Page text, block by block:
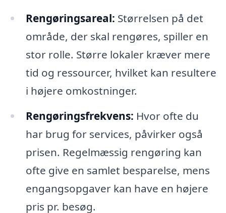
Rengøringsareal: Størrelsen på det
område, der skal rengøres, spiller en
stor rolle. Større lokaler kræver mere
tid og ressourcer, hvilket kan resultere
i højere omkostninger.
Rengøringsfrekvens: Hvor ofte du
har brug for services, påvirker også
prisen. Regelmæssig rengøring kan
ofte give en samlet besparelse, mens
engangsopgaver kan have en højere
pris pr. besøg.